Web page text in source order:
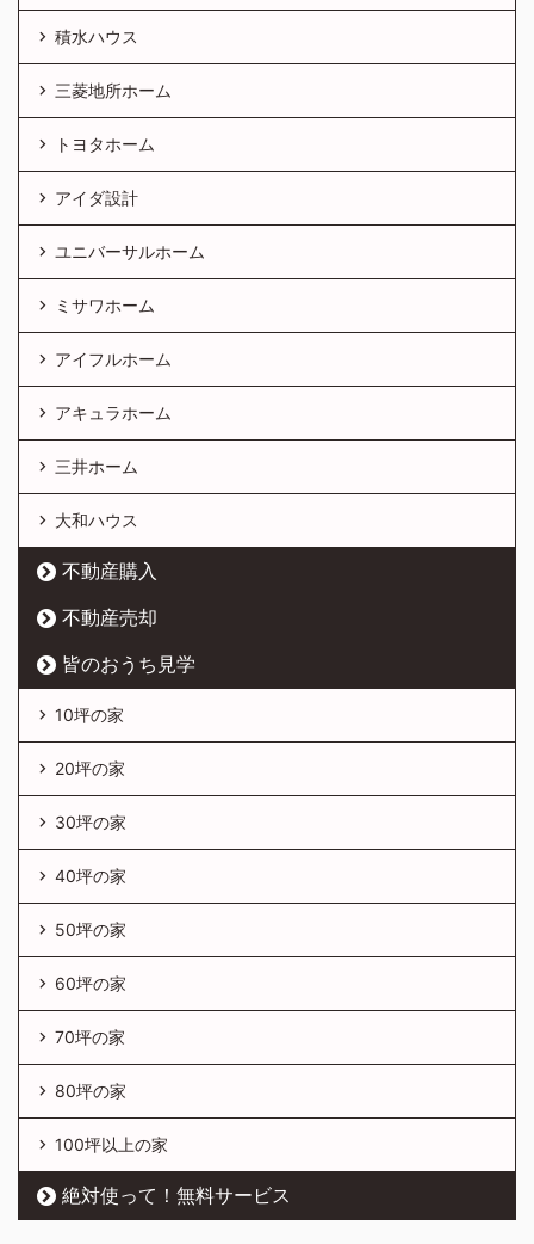
積水ハウス
三菱地所ホーム
トヨタホーム
アイダ設計
ユニバーサルホーム
ミサワホーム
アイフルホーム
アキュラホーム
三井ホーム
大和ハウス
不動産購入
不動産売却
皆のおうち見学
10坪の家
20坪の家
30坪の家
40坪の家
50坪の家
60坪の家
70坪の家
80坪の家
100坪以上の家
絶対使って！無料サービス